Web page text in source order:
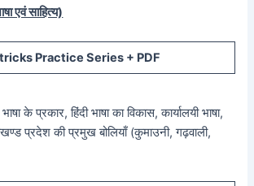
एवं साहित्य)
Practice Series + PDF
भाषा के प्रकार, हिंदी भाषा का विकास, कार्यालयी भाषा,
प्रदेश की प्रमुख बोलियाँ (कुमाउनी, गढ़वाली,